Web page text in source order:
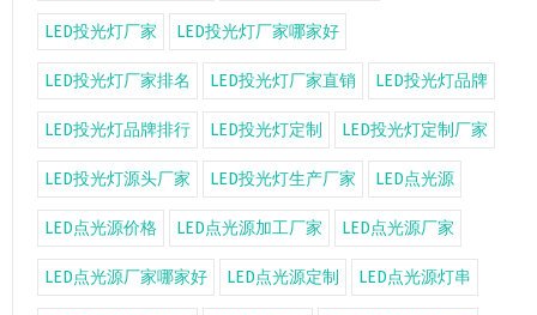
LED投光灯厂家 LED投光灯厂家哪家好
LED投光灯厂家排名 LED投光灯厂家直销 LED投光灯品牌
LED投光灯品牌排行 LED投光灯定制 LED投光灯定制厂家
LED投光灯源头厂家 LED投光灯生产厂家 LED点光源
LED点光源价格 LED点光源加工厂家 LED点光源厂家
LED点光源厂家哪家好 LED点光源定制 LED点光源灯串